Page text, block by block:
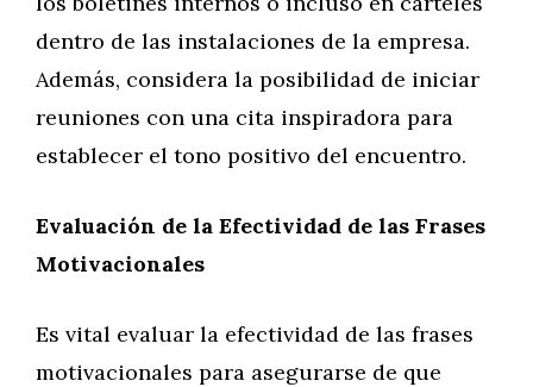
dentro de las instalaciones de la empresa.
Además, considera la posibilidad de iniciar
reuniones con una cita inspiradora para
establecer el tono positivo del encuentro.
Evaluación de la Efectividad de las Frases
Motivacionales
Es vital evaluar la efectividad de las frases
motivacionales para asegurarse de que